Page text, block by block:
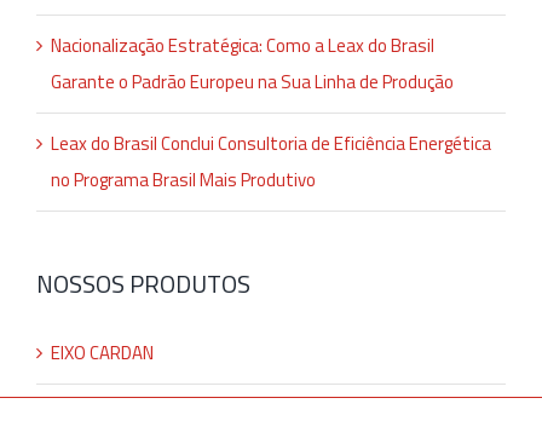
Nacionalização Estratégica: Como a Leax do Brasil
Garante o Padrão Europeu na Sua Linha de Produção
Leax do Brasil Conclui Consultoria de Eficiência Energética
no Programa Brasil Mais Produtivo
NOSSOS PRODUTOS
EIXO CARDAN